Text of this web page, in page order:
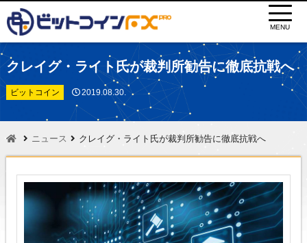
MENU
クレイグ・ライト氏が裁判所勧告に徹底抗戦へ
ビットコイン 2019.08.30.
ニュース クレイグ・ライト氏が裁判所勧告に徹底抗戦へ